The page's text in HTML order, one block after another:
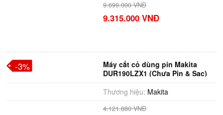
9.699.000 VNĐ
9.315.000 VNĐ
Máy cắt cỏ dùng pin Makita
DUR190LZX1 (Chưa Pin & Sạc)
Thương hiệu: Makita
4.121.880 VNĐ
-3%